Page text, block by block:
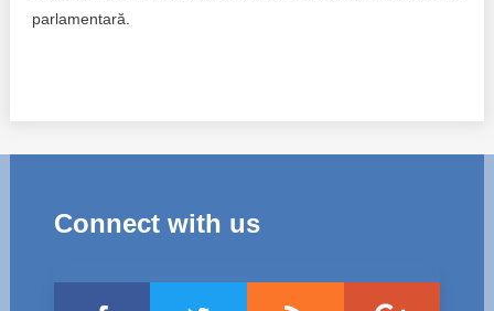
parlamentară.
Connect with us